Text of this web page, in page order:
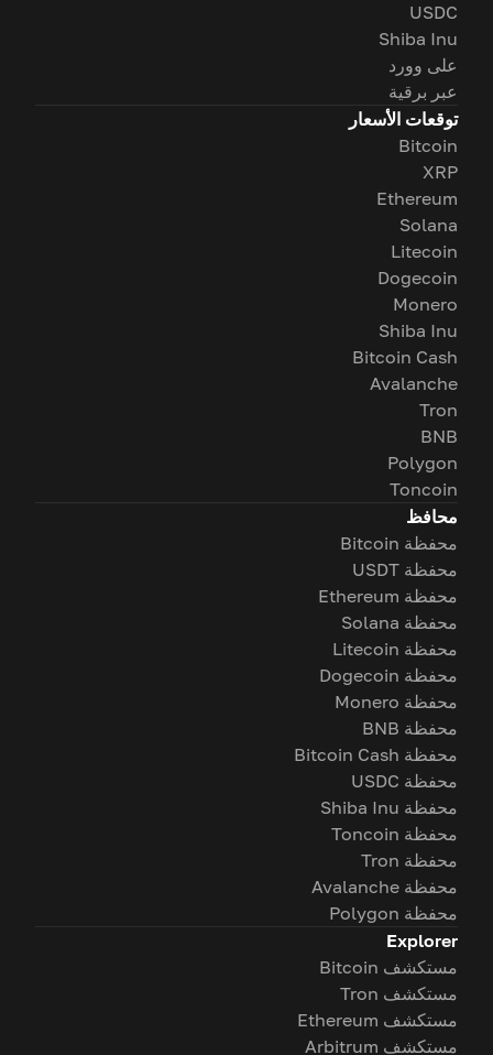
USDC
Shiba Inu
على وورد
عبر برقية
توقعات الأسعار
Bitcoin
XRP
Ethereum
Solana
Litecoin
Dogecoin
Monero
Shiba Inu
Bitcoin Cash
Avalanche
Tron
BNB
Polygon
Toncoin
محافظ
محفظة Bitcoin
محفظة USDT
محفظة Ethereum
محفظة Solana
محفظة Litecoin
محفظة Dogecoin
محفظة Monero
محفظة BNB
محفظة Bitcoin Cash
محفظة USDC
محفظة Shiba Inu
محفظة Toncoin
محفظة Tron
محفظة Avalanche
محفظة Polygon
Explorer
مستكشف Bitcoin
مستكشف Tron
مستكشف Ethereum
مستكشف Arbitrum